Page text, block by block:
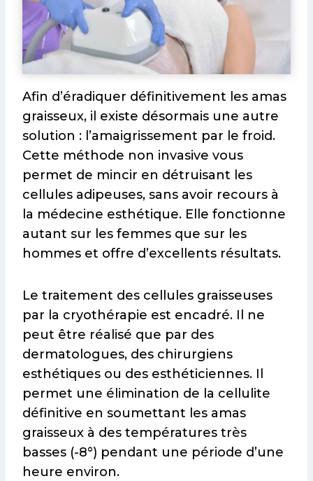
Afin d’éradiquer définitivement les amas
graisseux, il existe désormais une autre
solution : l’amaigrissement par le froid.
Cette méthode non invasive vous
permet de mincir en détruisant les
cellules adipeuses, sans avoir recours à
la médecine esthétique. Elle fonctionne
autant sur les femmes que sur les
hommes et offre d’excellents résultats.
Le traitement des cellules graisseuses
par la cryothérapie est encadré. Il ne
peut être réalisé que par des
dermatologues, des chirurgiens
esthétiques ou des esthéticiennes. Il
permet une élimination de la cellulite
définitive en soumettant les amas
graisseux à des températures très
basses (-8°) pendant une période d’une
heure environ.